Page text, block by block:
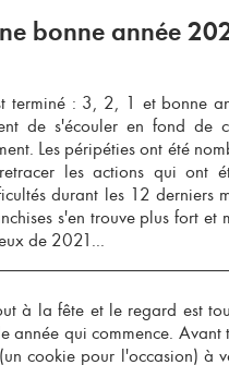
bonne année
terminé : 3, 2, 1 et bonne
de s'écouler en fond de
Les péripéties ont été
les actions qui ont
durant les 12 derniers
s'en trouve plus fort et
de 2021...
à la fête et le regard est
année qui commence. Avant
cookie pour l'occasion) à